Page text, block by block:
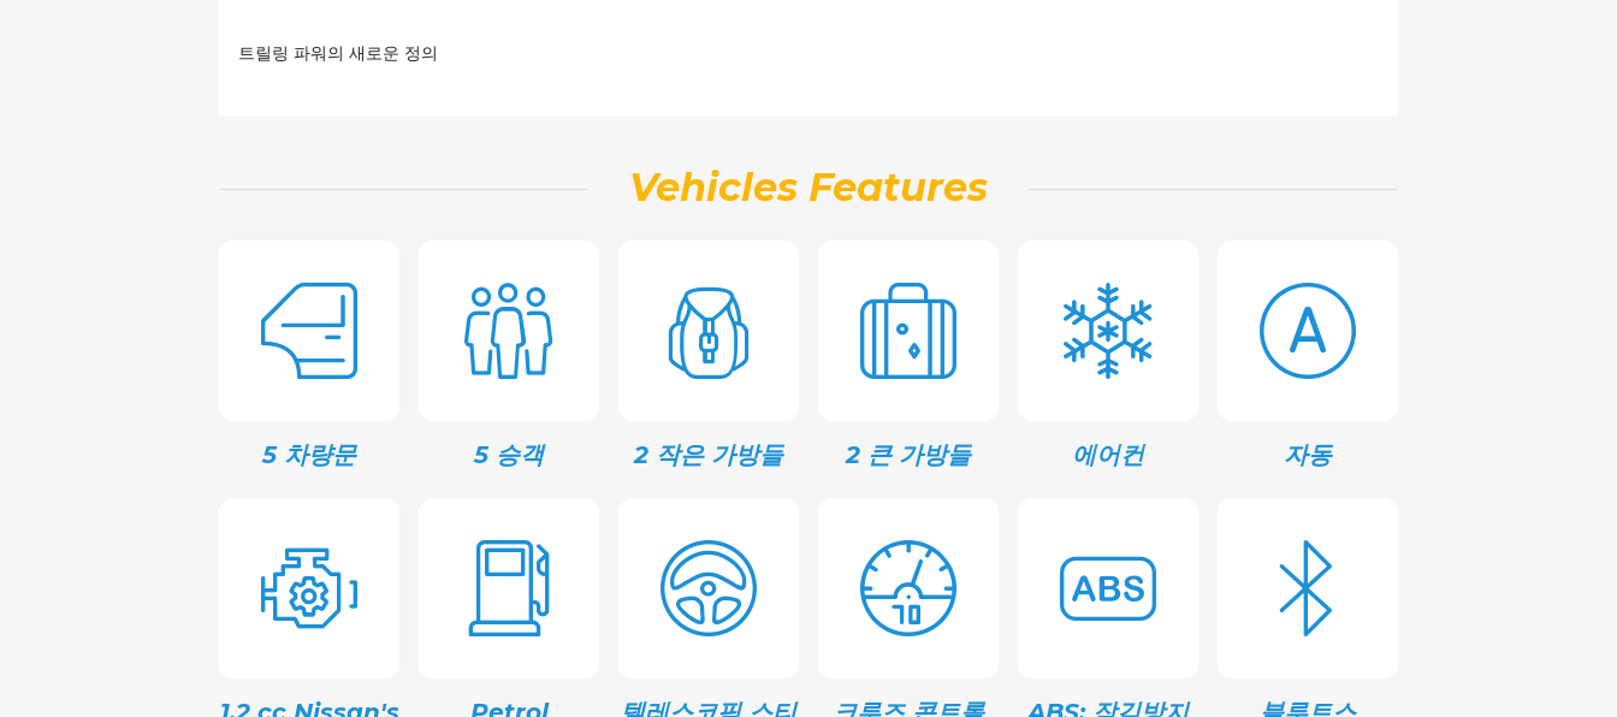
트릴링 파워의 새로운 정의
Vehicles Features
5 차량문 5 승객 2 작은 가방들 2 큰 가방들 에어컨 자동